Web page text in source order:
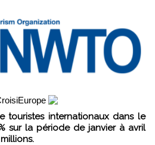
touristes internationaux dans le
sur la période de janvier à avril